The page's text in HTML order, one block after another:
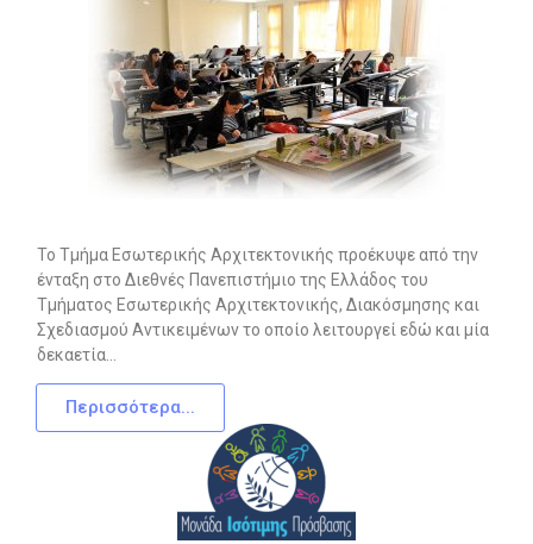
Το Τμήμα Εσωτερικής Αρχιτεκτονικής προέκυψε από την
ένταξη στο Διεθνές Πανεπιστήμιο της Ελλάδος του
Τμήματος Εσωτερικής Αρχιτεκτονικής, Διακόσμησης και
Σχεδιασμού Αντικειμένων το οποίο λειτουργεί εδώ και μία
δεκαετία…
rolex
replica
Buy
Περισσότερα...